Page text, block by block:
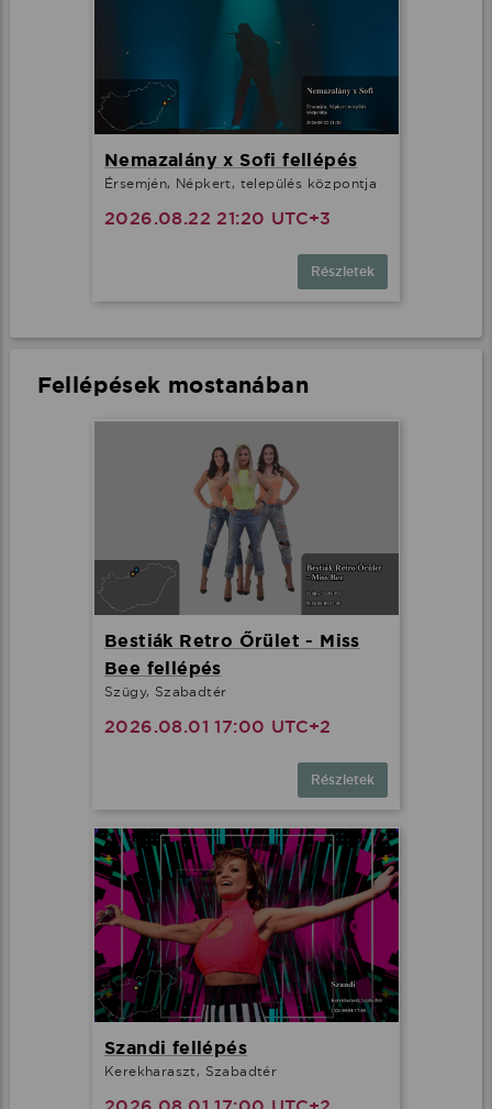
Nemazalány x Sofi fellépés
Érsemjén, Népkert, település központja
2026.08.22 21:20 UTC+3
Részletek
Fellépések mostanában
Bestiák Retro Őrület - Miss
Bee fellépés
Szügy, Szabadtér
2026.08.01 17:00 UTC+2
Részletek
Szandi fellépés
Kerekharaszt, Szabadtér